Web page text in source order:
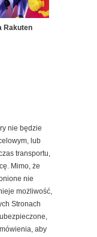
Rakuten
nie będzie
lub
transportu,
Mimo, że
nie
możliwość,
Stronach
aby